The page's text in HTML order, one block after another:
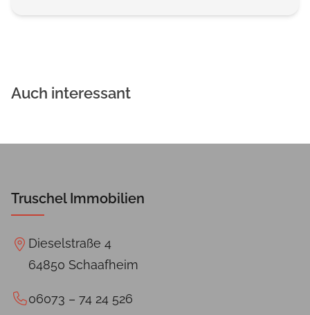
werden; eine gute Vorbereitung und viel
Auch interessant
Truschel Immobilien
Dieselstraße 4
64850 Schaafheim
06073 – 74 24 526